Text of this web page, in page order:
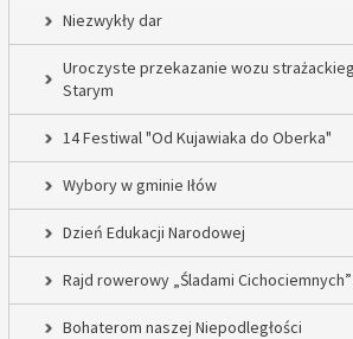
Niezwykły dar
Uroczyste przekazanie wozu
Starym
14 Festiwal "Od Kujawiaka do Oberka"
Wybory w gminie Iłów
Dzień Edukacji Narodowej
Rajd rowerowy „Śladami
Bohaterom naszej Niepodległości